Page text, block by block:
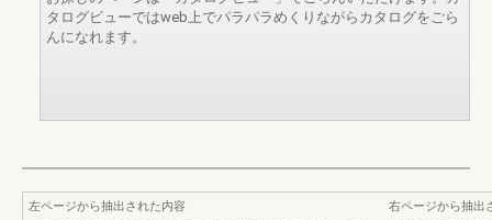
タログビューではweb上でパラパラめくりながらカタログをごら
んになれます。
左ページから抽出された内容
右ページから抽出